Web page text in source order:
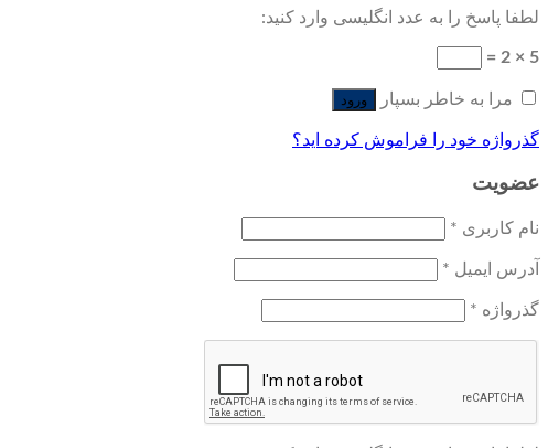
لطفا پاسخ را به عدد انگلیسی وارد کنید:
5 × 2 =
مرا به خاطر بسپار ورود
گذرواژه خود را فراموش کرده اید؟
عضویت
نام کاربری *
آدرس ایمیل *
گذرواژه *